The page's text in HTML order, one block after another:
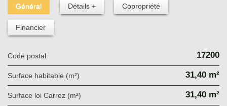
Général Détails + Copropriété
Financier
Code postal 17200
Surface habitable (m²) 31,40 m²
Surface loi Carrez (m²) 31,40 m²